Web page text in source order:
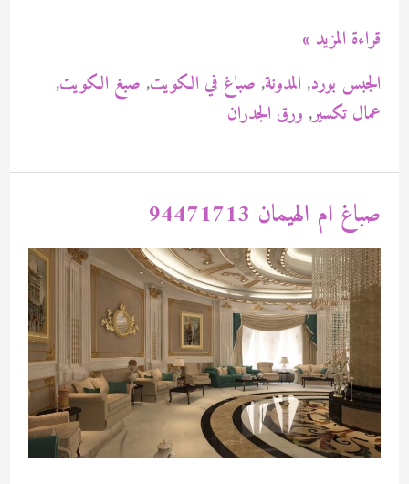
دهان
محترف
الكويت
94471713
قراءة المزيد »
الجبس بورد, المدونة, صباغ في الكويت, صبغ الكويت,
عمال تكسير, ورق الجدران
صباغ ام الهيمان 94471713